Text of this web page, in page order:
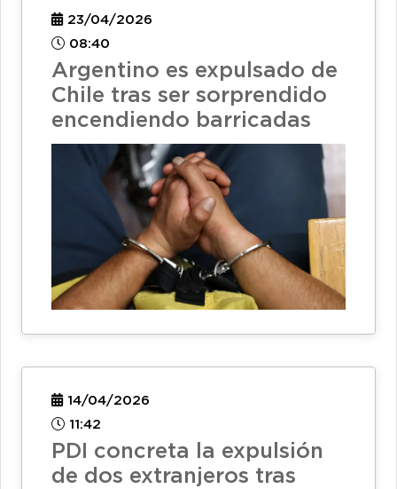
23/04/2026
08:40
Argentino es expulsado de
Chile tras ser sorprendido
encendiendo barricadas
14/04/2026
11:42
PDI concreta la expulsión
de dos extranjeros tras